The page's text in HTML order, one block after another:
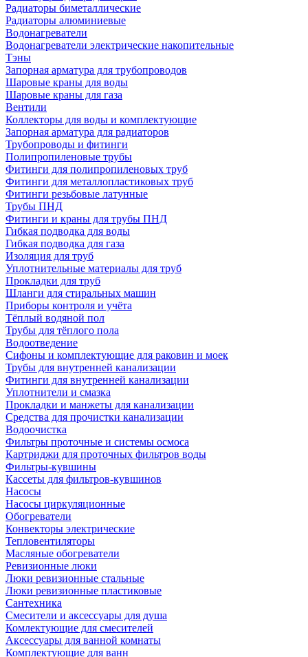
Радиаторы биметаллические
Радиаторы алюминиевые
Водонагреватели
Водонагреватели электрические накопительные
Тэны
Запорная арматура для трубопроводов
Шаровые краны для воды
Шаровые краны для газа
Вентили
Коллекторы для воды и комплектующие
Запорная арматура для радиаторов
Трубопроводы и фитинги
Полипропиленовые трубы
Фитинги для полипропиленовых труб
Фитинги для металлопластиковых труб
Фитинги резьбовые латунные
Трубы ПНД
Фитинги и краны для трубы ПНД
Гибкая подводка для воды
Гибкая подводка для газа
Изоляция для труб
Уплотнительные материалы для труб
Прокладки для труб
Шланги для стиральных машин
Приборы контроля и учёта
Тёплый водяной пол
Трубы для тёплого пола
Водоотведение
Сифоны и комплектующие для раковин и моек
Трубы для внутренней канализации
Фитинги для внутренней канализации
Уплотнители и смазка
Прокладки и манжеты для канализации
Средства для прочистки канализации
Водоочистка
Фильтры проточные и системы осмоса
Картриджи для проточных фильтров воды
Фильтры-кувшины
Кассеты для фильтров-кувшинов
Насосы
Насосы циркуляционные
Обогреватели
Конвекторы электрические
Тепловентиляторы
Масляные обогреватели
Ревизионные люки
Люки ревизионные стальные
Люки ревизионные пластиковые
Сантехника
Смесители и аксессуары для душа
Комлектующие для смесителей
Аксессуары для ванной комнаты
Комплектующие для ванн